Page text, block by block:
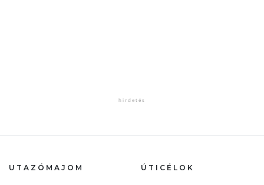
UTAZÓMAJOM ÚTICÉLOK